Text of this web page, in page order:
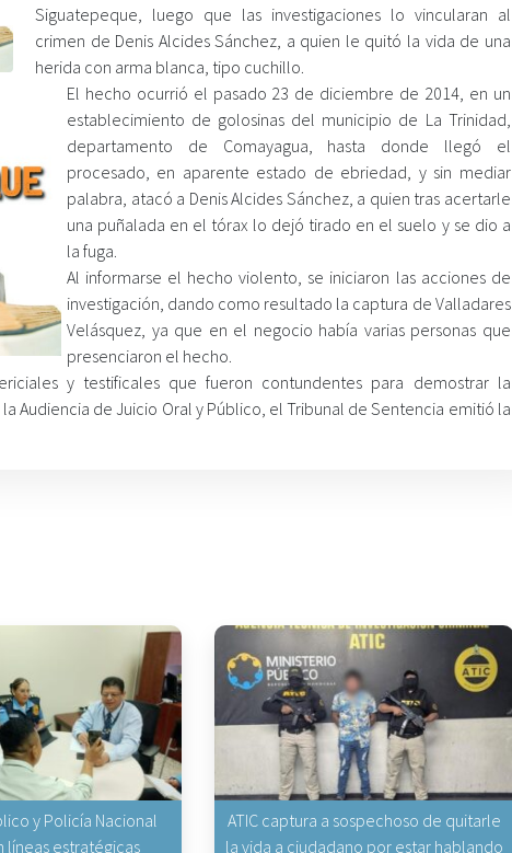
Siguatepeque, luego que las investigaciones lo vincularan al
crimen de Denis Alcides Sánchez, a quien le quitó la vida de una
herida con arma blanca, tipo cuchillo.
El hecho ocurrió el pasado 23 de diciembre de 2014, en un
establecimiento de golosinas del municipio de La Trinidad,
departamento de Comayagua, hasta donde llegó el
procesado, en aparente estado de ebriedad, y sin mediar
palabra, atacó a Denis Alcides Sánchez, a quien tras acertarle
una puñalada en el tórax lo dejó tirado en el suelo y se dio a
la fuga.
Al informarse el hecho violento, se iniciaron las acciones de
investigación, dando como resultado la captura de Valladares
Velásquez, ya que en el negocio había varias personas que
presenciaron el hecho.
y testificales que fueron contundentes para demostrar la
Audiencia de Juicio Oral y Público, el Tribunal de Sentencia emitió la
y Policía Nacional
líneas estratégicas
ATIC captura a sospechoso de quitarle
la vida a ciudadano por estar hablando